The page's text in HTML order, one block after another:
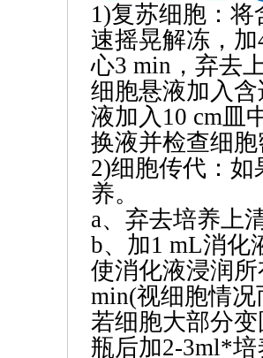
1)复苏细胞：
速摇晃解冻，
心3 min，弃去
细胞悬液加入
液加入10 cm皿
换液并检查细
2)细胞传代：如
养。
a、弃去培养上
b、加1 mL消化
使消化液浸润
min(视细胞情
若细胞大部分
瓶后加2-3ml*